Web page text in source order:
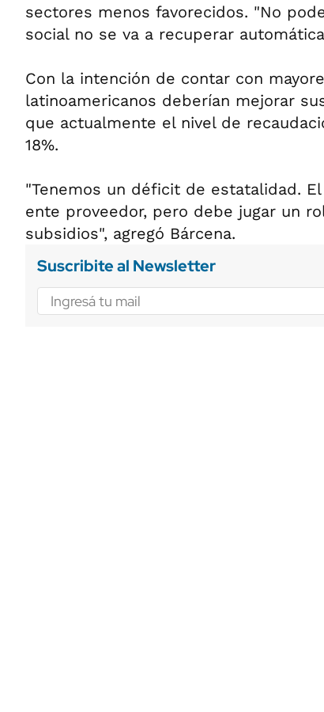
sectores menos favorecidos. "No
social no se va a recuperar
Con la intención de contar con
latinoamericanos deberían mejorar
que actualmente el nivel de
18%.
"Tenemos un déficit de estatalidad.
ente proveedor, pero debe jugar un
subsidios", agregó Bárcena.
Suscribite al Newsletter